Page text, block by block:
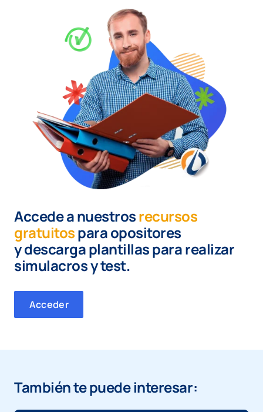
Accede a nuestrosrecursos
gratuitospara opositores
ydescarga plantillas para realizar
simulacros y test.
Acceder
También te puede interesar: